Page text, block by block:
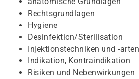
Rechtsgrundlagen
Hygiene
Desinfektion/Sterilisation
Injektionstechniken und -arten
Indikation, Kontraindikation
Risiken und Nebenwirkungen